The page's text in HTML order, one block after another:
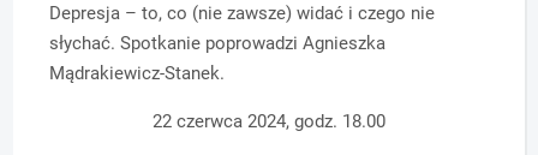
Depresja – to, co (nie zawsze) widać i czego nie
słychać. Spotkanie poprowadzi Agnieszka
Mądrakiewicz-Stanek.
22 czerwca 2024, godz. 18.00